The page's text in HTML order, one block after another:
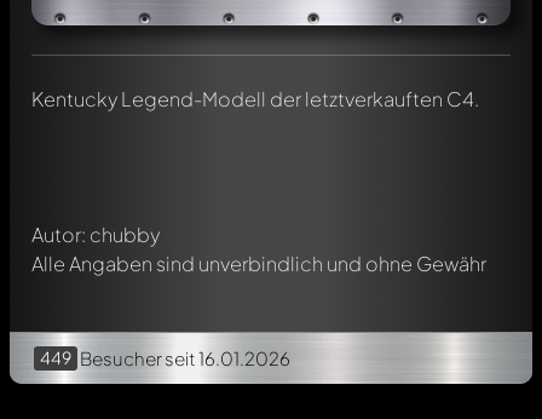
Kentucky Legend-Modell der letztverkauften C4.
Autor: chubby
Alle Angaben sind unverbindlich und ohne Gewähr
449 Besucherseit 16.01.2026
Schreibe jetzt einen ersten Kommentar zu diesem Modell!
Jeder Kommentar kann von allen Mitgliedern diskutiert
Erwähne andere Modelly-Mitglieder durch die